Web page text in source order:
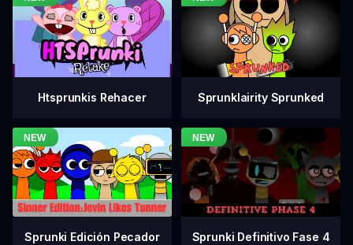
Htsprunkis Rehacer Sprunklairity Sprunked
Sprunki Edición Pecador
Sprunki Definitivo Fase 4